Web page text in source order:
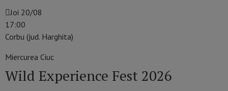
Joi 20/08
17:00
Corbu (jud. Harghita)
Miercurea Ciuc
Wild Experience Fest 2026